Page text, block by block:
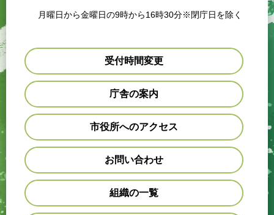
月曜日から金曜日の9時から16時30分※閉庁日を除く
受付時間変更
庁舎の案内
市役所へのアクセス
お問い合わせ
組織の一覧